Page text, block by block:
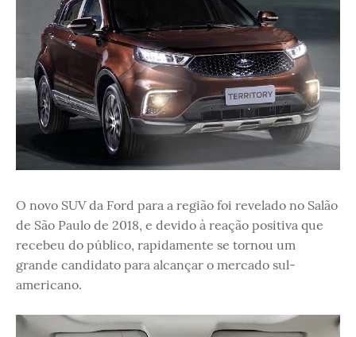
O novo SUV da Ford para a região foi revelado no Salão
de São Paulo de 2018, e devido à reação positiva que
recebeu do público, rapidamente se tornou um
grande candidato para alcançar o mercado sul-
americano.